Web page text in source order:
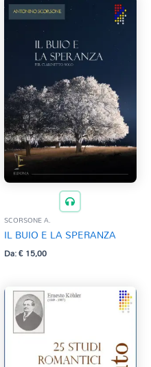
SCORSONE A.
IL BUIO E LA SPERANZA
Da:€15,00